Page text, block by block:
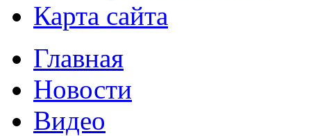
Карта сайта
Главная
Новости
Видео